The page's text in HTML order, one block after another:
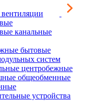
канальные
бытовые
систем
центробежные
общеобменные
устройства